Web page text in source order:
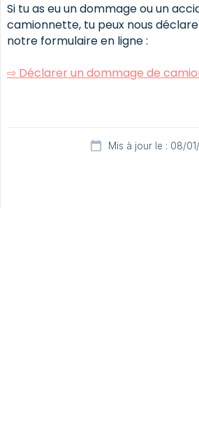
Si tu as eu un dommage ou un
camionnette, tu peux nous
notre formulaire en ligne :
⇨ Déclarer un dommage de
Mis à jour le : 08/